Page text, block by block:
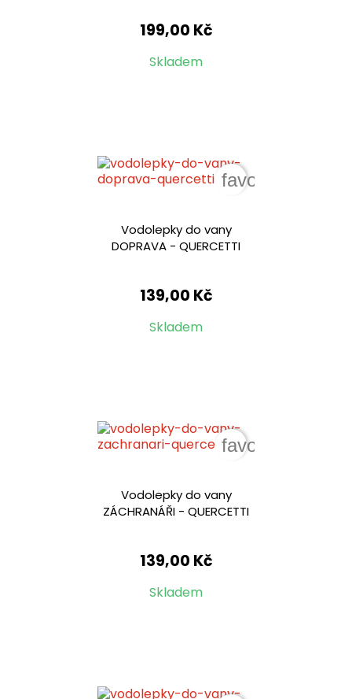
199,00 Kč
Skladem
Vodolepky do vany
DOPRAVA - QUERCETTI
139,00 Kč
Skladem
favorite_border
Vodolepky do vany
ZÁCHRANÁŘI - QUERCETTI
139,00 Kč
Skladem
favorite_border